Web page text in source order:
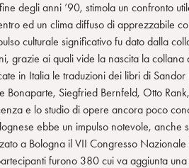
degli anni ’90, stimola un confronto
ed un clima diffuso di apprezzabile
culturale significativo fu dato dalla
grazie ai quali vide la nascita la
in Italia le traduzioni dei libri di
Bonaparte, Siegfried Bernfeld, Otto
e lo studio di opere ancora poco
ebbe un impulso notevole,
a Bologna il VII Congresso
furono 380 cui va aggiunta